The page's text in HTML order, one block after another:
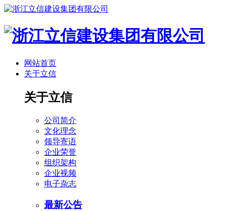
网站首页
关于立信
关于立信
公司简介
文化理念
领导寄语
企业荣誉
组织架构
企业视频
电子杂志
最新公告